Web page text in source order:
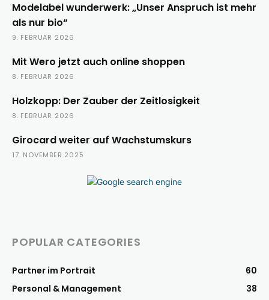
Modelabel wunderwerk: „Unser Anspruch ist mehr
als nur bio“
9. FEBRUAR 2026
Mit Wero jetzt auch online shoppen
8. FEBRUAR 2026
Holzkopp: Der Zauber der Zeitlosigkeit
8. FEBRUAR 2026
Girocard weiter auf Wachstumskurs
17. NOVEMBER 2025
POPULAR CATEGORIES
Partner im Portrait
60
Personal & Management
38